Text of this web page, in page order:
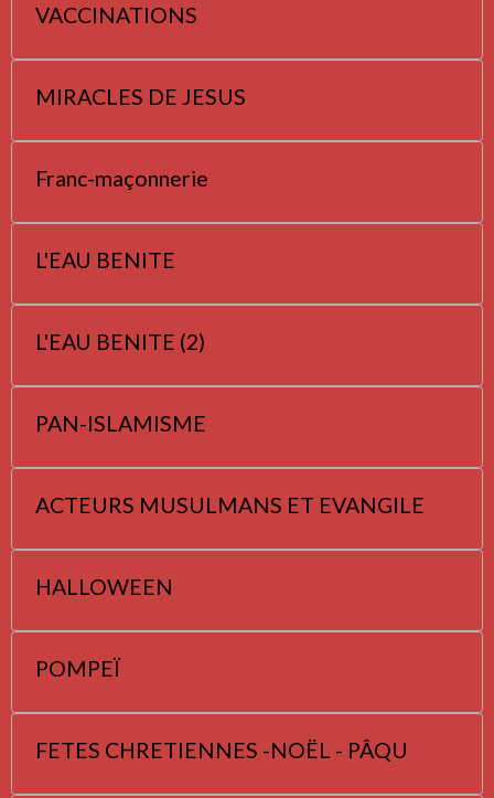
VACCINATIONS
MIRACLES DE JESUS
Franc-maçonnerie
L'EAU BENITE
L'EAU BENITE (2)
PAN-ISLAMISME
ACTEURS MUSULMANS ET EVANGILE
HALLOWEEN
POMPEÏ
FETES CHRETIENNES -NOËL - PÂQU